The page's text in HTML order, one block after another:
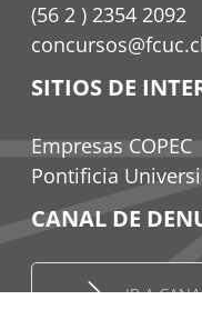
(56 2 ) 2354 2092
concursos@fcuc.cl
SITIOS DE
Empresas COPEC
Pontificia
CANAL DE
IR A